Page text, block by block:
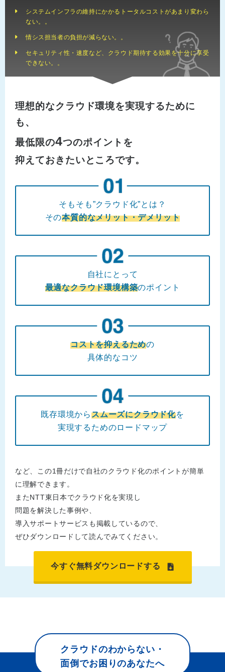
システムインフラの維持にかかるトータルコストがあまり変わら
ない。。
情シス担当者の負担が減らない。。
セキュリティ性・速度など、クラウド期待する効果を十分に享受
できない。。
理想的なクラウド環境を実現するために
も、
最低限の4つのポイントを
抑えておきたいところです。
そもそも”クラウド化”とは？
その本質的なメリット・デメリット
自社にとって
最適なクラウド環境構築のポイント
コストを抑えるための
具体的なコツ
既存環境からスムーズにクラウド化を
実現するためのロードマップ
など、この1冊だけで自社のクラウド化のポイントが簡単
に理解できます。
またNTT東日本でクラウド化を実現し
問題を解決した事例や、
導入サポートサービスも掲載しているので、
ぜひダウンロードして読んでみてください。
今すぐ無料ダウンロードする
クラウドのわからない・
面倒でお困りのあなたへ